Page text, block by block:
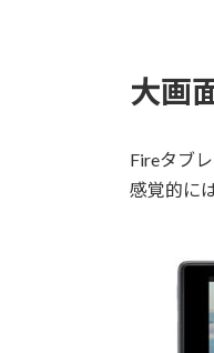
大画
Fireタブ
感覚的に